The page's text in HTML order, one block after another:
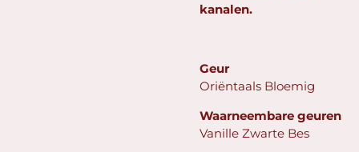
kanalen.
Geur
Oriëntaals Bloemig
Waarneembare geuren
Vanille Zwarte Bes